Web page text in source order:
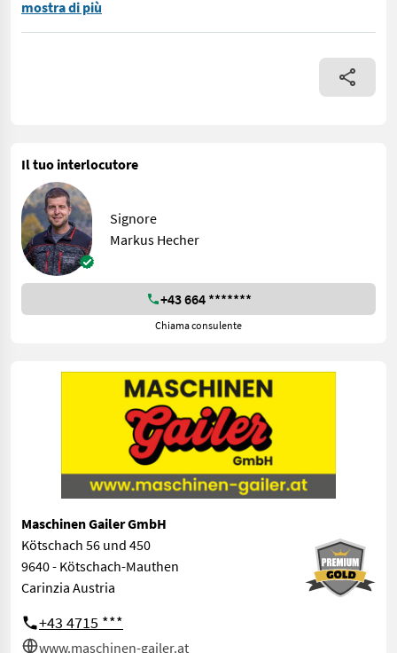
Macchina nuova • Base modello 29 EFI Upgrade (motore a
mostra di più
Il tuo interlocutore
Signore
Markus Hecher
+43 664 *******
Chiama consulente
Maschinen Gailer GmbH
Kötschach 56 und 450
9640 - Kötschach-Mauthen
Carinzia Austria
+43 4715 ***
www.maschinen-gailer.at